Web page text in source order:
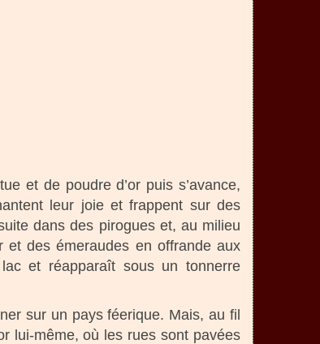
et de poudre d’or puis s’avance,
leur joie et frappent sur des
dans des pirogues et, au milieu
et des émeraudes en offrande aux
et réapparaît sous un tonnerre
sur un pays féerique. Mais, au fil
lui-même, où les rues sont pavées